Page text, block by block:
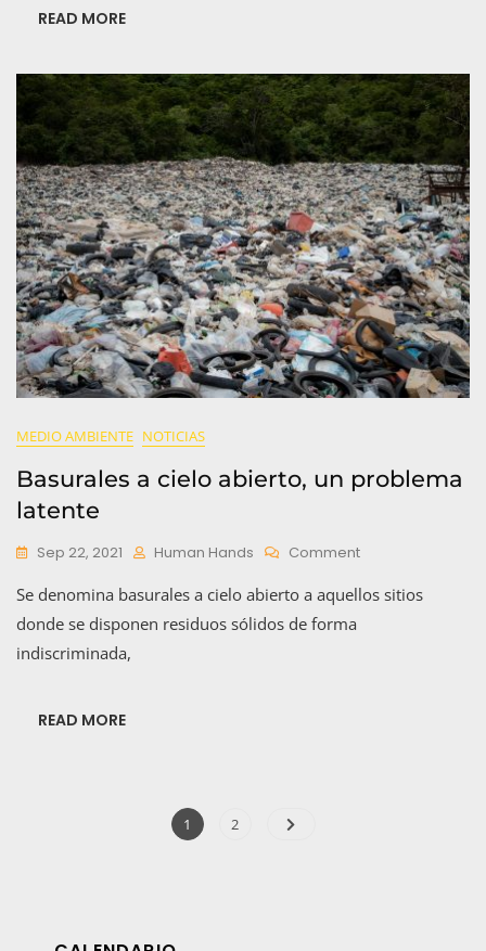
A
Nivel
Mundial
READ MORE
MEDIO AMBIENTE NOTICIAS
Basurales a cielo abierto, un problema
latente
Sep 22, 2021 Human Hands CommentOn
A
Se denomina basurales a cielo abierto a aquellos sitios
donde se disponen residuos sólidos de forma
indiscriminada,
READ MORE
Paginación
Page
1 Page
2